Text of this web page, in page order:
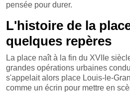
pensée pour durer.
L'histoire de la
quelques repères
La place naît à la fin du XVIIe
grandes opérations urbaines
s'appelait alors place Louis-le-
comme un écrin pour mettre en